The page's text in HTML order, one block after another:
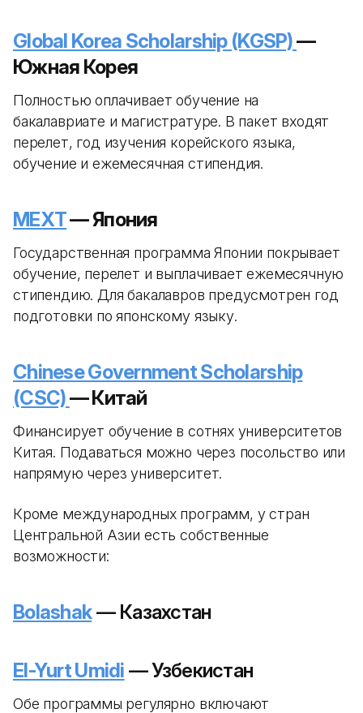
Global Korea Scholarship (KGSP)—
Южная Корея
Полностью оплачивает обучение на
бакалавриате и магистратуре. В пакет входят
перелет, год изучения корейского языка,
обучение и ежемесячная стипендия.
MEXT— Япония
Государственная программа Японии покрывает
обучение, перелет и выплачивает ежемесячную
стипендию. Для бакалавров предусмотрен год
подготовки по японскому языку.
Chinese Government Scholarship
(CSC)— Китай
Финансирует обучение в сотнях университетов
Китая. Подаваться можно через посольство или
напрямую через университет.
Кроме международных программ, у стран
Центральной Азии есть собственные
возможности:
Bolashak— Казахстан
El-Yurt Umidi — Узбекистан
Обе программы регулярно включают